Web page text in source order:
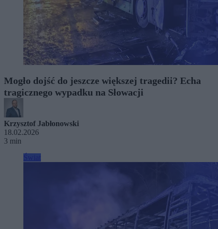
Mogło dojść do jeszcze większej tragedii? Echa
tragicznego wypadku na Słowacji
Krzysztof Jabłonowski
18.02.2026
3 min